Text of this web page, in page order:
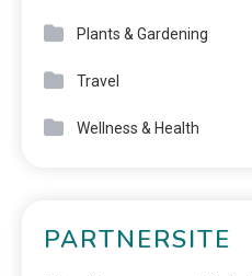
Plants & Gardening
Travel
Wellness & Health
PARTNERSITE